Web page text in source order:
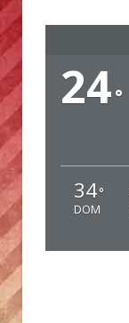
24°
34°
DOM